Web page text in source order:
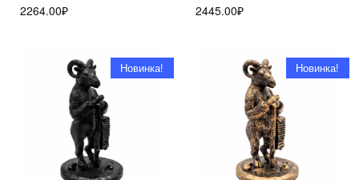
2264.00₽
2445.00₽
Новинка! Новинка!